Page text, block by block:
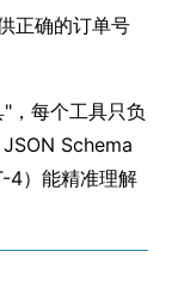
正确的订单号
，每个工具只负
Schema
4）能精准理解